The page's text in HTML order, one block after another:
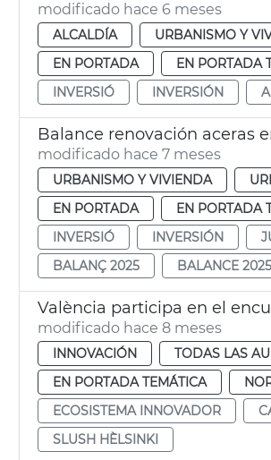
modificado hace 6 meses
ALCALDÍA URBANISMO Y
EN PORTADA
EN PORTADA
INVERSIÓ
INVERSIÓN
Balance renovación aceras
modificado hace 7 meses
URBANISMO Y VIVIENDA
EN PORTADA
EN PORTADA
INVERSIÓ
INVERSIÓN
BALANÇ 2025
BALANCE 2025
València participa en el
modificado hace 8 meses
INNOVACIÓN TODAS LAS
EN PORTADA TEMÁTICA
ECOSISTEMA INNOVADOR
SLUSH HÈLSINKI